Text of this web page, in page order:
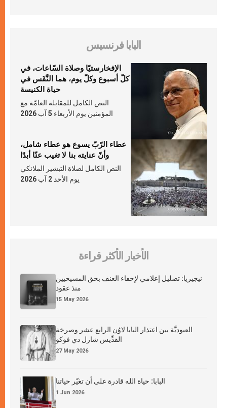
البابا فرنسيس
الإفخارستيّا وصلاة السّاعات، في
كلّ أسبوع وكلّ يوم، هما النَّفَس في
حياة الكنيسة
النص الكامل للمقابلة العامّة مع
المؤمنين يوم الأربعاء 5 آب 2026
عطاء الرّبّ يسوع هو عطاء شامل،
وأنّ عنايته بنا لا تغيب عنّا أبدًا
النص الكامل لصلاة التبشير الملائكي
يوم الأحد 2 آب 2026
الأخبار الأكثر قراءة
نيجيريا: تضليل إعلامي لإخفاء العنف بحق المسيحيين
منذ عقود
15 May 2026
العبوديَّة بين اعتذار البابا لاوُن الرابع عشر وصرخة
القدِّيس شارل دي فوكو
27 May 2026
البابا: حياة الله قادرة على أن تغيّر حياتنا
1 Jun 2026